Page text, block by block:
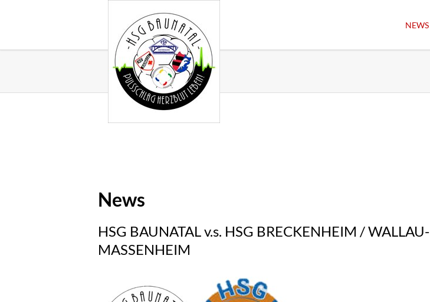
NEWS
News
HSG BAUNATAL v.s. HSG BRECKENHEIM / WALLAU-
MASSENHEIM